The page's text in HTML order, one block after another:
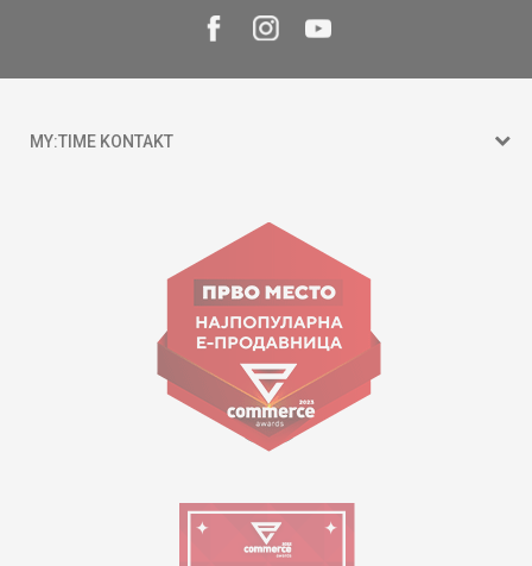
MY:TIME KONTAKT
Goce Nikolovski 74 Shkup
contact@mytime.mk
Orari i punës:
09:00 - 17:00